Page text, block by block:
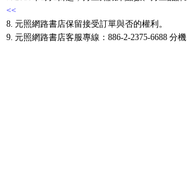
<<
8. 元照網路書店保留接受訂單與否的權利。
9. 元照網路書店客服專線：886-2-2375-6688 分機